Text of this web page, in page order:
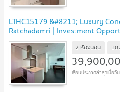
LTHC15179 &#8211; Luxury
Ratchadamri | Investment
BTS Ratchadamri | 39.9 MB
2 ห้องนอน